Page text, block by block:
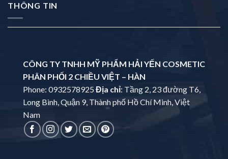
THÔNG TIN
CÔNG TY TNHH MỸ PHẨM HẢI YẾN COSMETIC
PHÂN PHỐI 2 CHIỀU VIỆT – HÀN
Phone: 0932578925Địa chỉ: Tầng 2, 23 đường T6,
Long Bình, Quận 9, Thành phố Hồ Chí Minh, Việt
Nam